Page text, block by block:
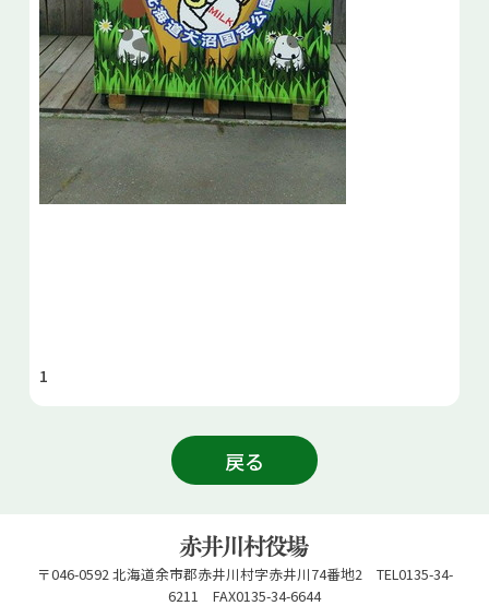
1
戻る
〒046-0592 北海道余市郡赤井川村字赤井川74番地2 TEL0135-34-
6211 FAX0135-34-6644